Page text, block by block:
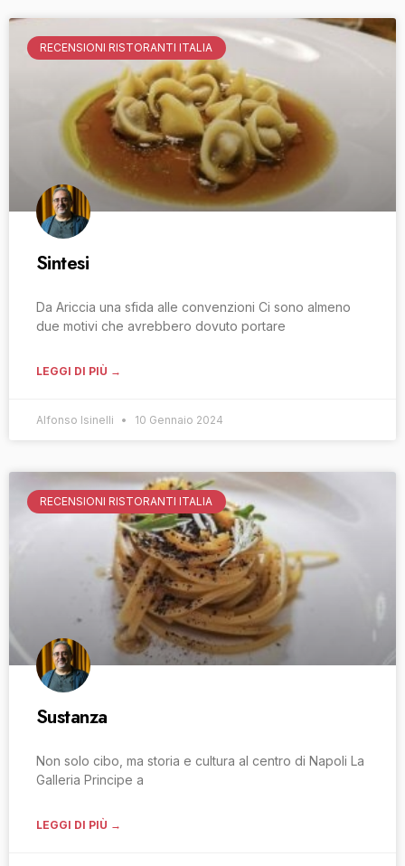
RECENSIONI RISTORANTI ITALIA
Sintesi
Da Ariccia una sfida alle convenzioni Ci sono almeno
due motivi che avrebbero dovuto portare
LEGGI DI PIÙ →
Alfonso Isinelli 10 Gennaio 2024
RECENSIONI RISTORANTI ITALIA
Sustanza
Non solo cibo, ma storia e cultura al centro di Napoli La
Galleria Principe a
LEGGI DI PIÙ →